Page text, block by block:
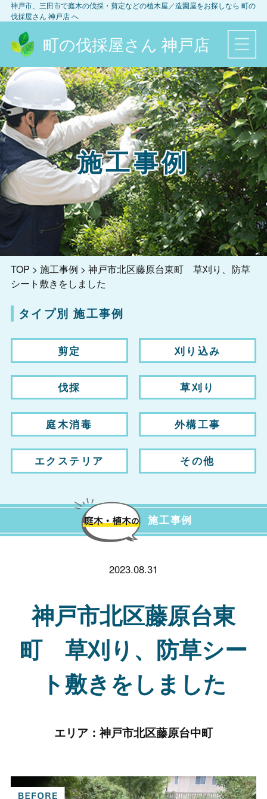
神戸市、三田市で庭木の伐採・剪定などの植木屋／造園屋をお探しなら 町の
伐採屋さん 神戸店へ
町の伐採屋さん 神戸店
施工事例
TOP > 施工事例 > 神戸市北区藤原台東町 草刈り、防草
シート敷きをしました
タイプ別 施工事例
剪定 刈り込み
伐採 草刈り
庭木消毒 外構工事
エクステリア その他
施工事例
2023.08.31
神戸市北区藤原台東
町 草刈り、防草シー
ト敷きをしました
エリア：神戸市北区藤原台中町